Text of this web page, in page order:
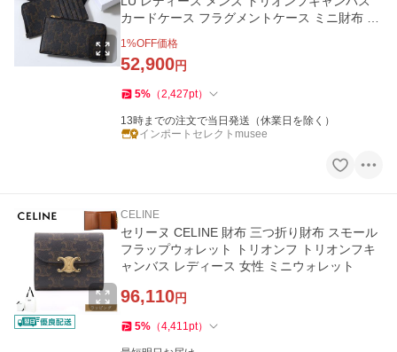
カードケース フラグメントケース ミニ財布 Ta
1%OFF価格
52,900円
5% （2,427pt）
13時までの注文で当日発送（休業日を除く）
インポートセレクトmusee
CELINE
セリーヌ CELINE 財布 三つ折り財布 スモール
フラップウォレット トリオンフ トリオンフキ
ャンバス レディース 女性 ミニウォレット
96,110円
5% （4,411pt）